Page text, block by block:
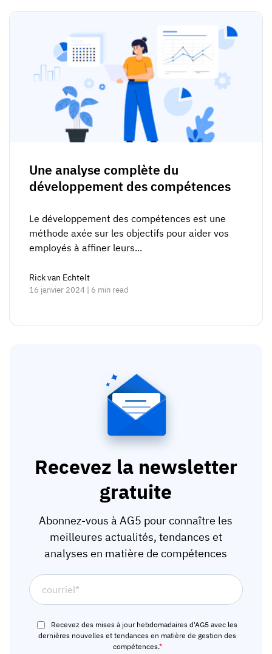
Recevez la newsletter
gratuite
Abonnez-vous à AG5 pour connaître les
meilleures actualités, tendances et
analyses en matière de compétences
Recevez des mises à jour hebdomadaires d'AG5 avec les
dernières nouvelles et tendances en matière de gestion des
compétences.*
Une analyse complète du
développement des compétences
Le développement des compétences est une
méthode axée sur les objectifs pour aider vos
employés à affiner leurs...
Rick van Echtelt
16 janvier 2024 | 6 min read